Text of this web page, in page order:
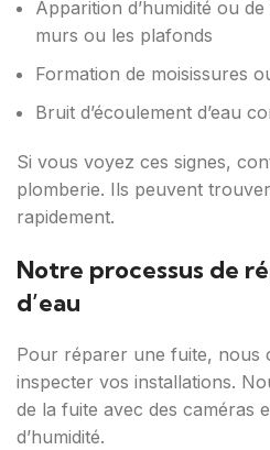
Apparition d’humidité ou
murs ou les plafonds
Formation de moisissures
Bruit d’écoulement d’eau
Si vous voyez ces signes,
plomberie. Ils peuvent
rapidement.
Notre processus de
d’eau
Pour réparer une fuite, nous
inspecter vos installations.
de la fuite avec des caméras
d’humidité.